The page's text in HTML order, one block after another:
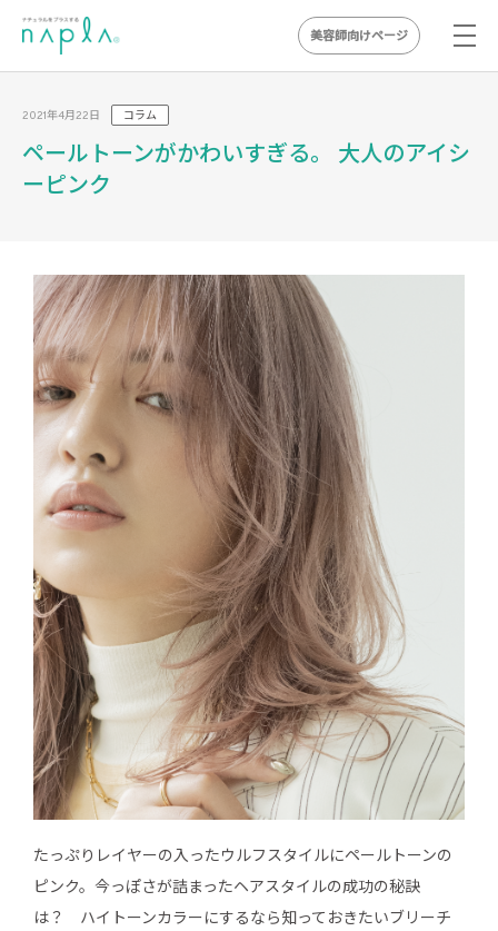
content
美容師向けページ
2021年4月22日 コラム
ペールトーンがかわいすぎる。 大人のアイシ
ーピンク
たっぷりレイヤーの入ったウルフスタイルにペールトーンの
ピンク。今っぽさが詰まったヘアスタイルの成功の秘訣
は？ ハイトーンカラーにするなら知っておきたいブリーチ